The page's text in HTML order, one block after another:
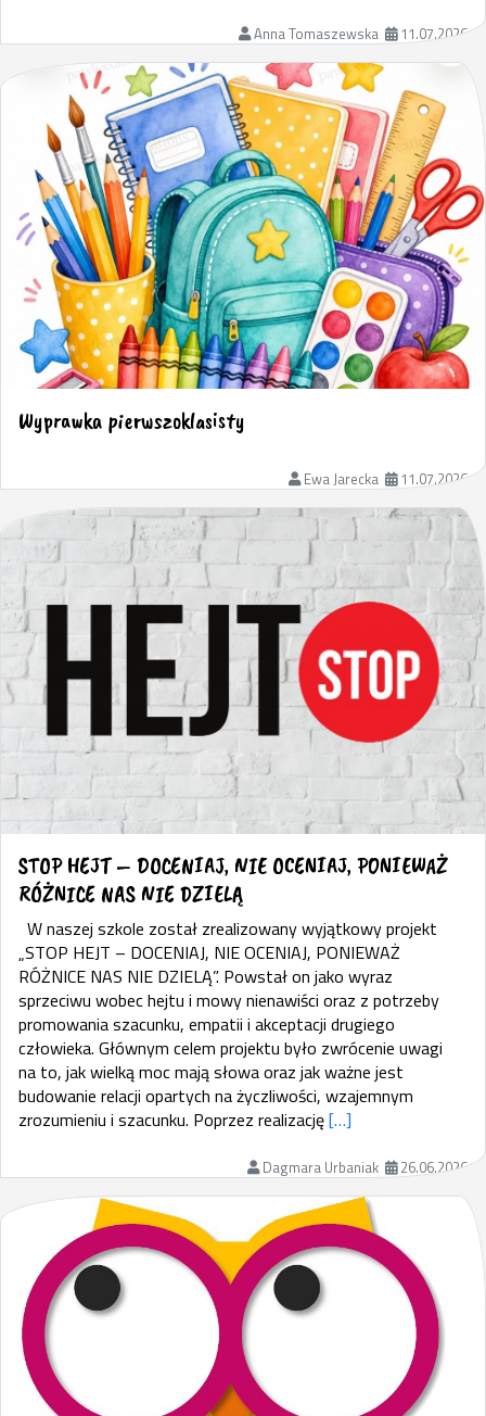
Anna Tomaszewska 11.07.2026
Wyprawka pierwszoklasisty
Ewa Jarecka 11.07.2026
STOP HEJT – DOCENIAJ, NIE OCENIAJ, PONIEWAŻ
RÓŻNICE NAS NIE DZIELĄ
W naszej szkole został zrealizowany wyjątkowy projekt
„STOP HEJT – DOCENIAJ, NIE OCENIAJ, PONIEWAŻ
RÓŻNICE NAS NIE DZIELĄ”. Powstał on jako wyraz
sprzeciwu wobec hejtu i mowy nienawiści oraz z potrzeby
promowania szacunku, empatii i akceptacji drugiego
człowieka. Głównym celem projektu było zwrócenie uwagi
na to, jak wielką moc mają słowa oraz jak ważne jest
budowanie relacji opartych na życzliwości, wzajemnym
zrozumieniu i szacunku. Poprzez realizację[…]
Dagmara Urbaniak 26.06.2026